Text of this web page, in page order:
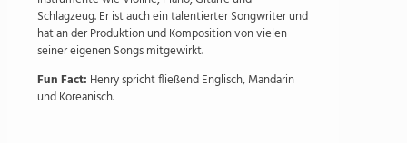
Schlagzeug. Er ist auch ein talentierter Songwriter und
hat an der Produktion und Komposition von vielen
seiner eigenen Songs mitgewirkt.
Fun Fact: Henry spricht fließend Englisch, Mandarin
und Koreanisch.